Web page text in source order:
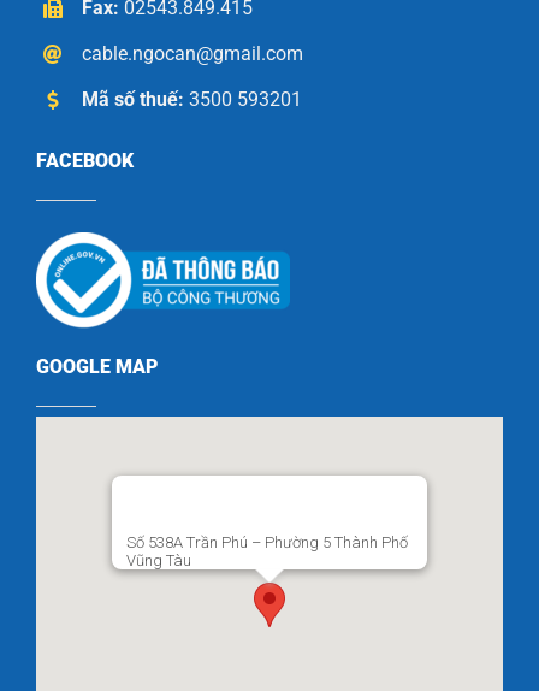
Fax: 02543.849.415
cable.ngocan@gmail.com
Mã số thuế: 3500 593201
FACEBOOK
GOOGLE MAP
Số 538A Trần Phú – Phường 5 Thành Phố
Vũng Tàu